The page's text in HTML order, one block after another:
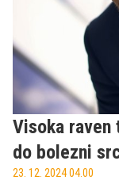
Visoka raven
do bolezni
23. 12. 2024 04.00